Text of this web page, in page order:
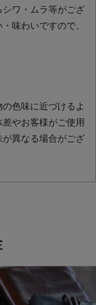
シワ・ムラ等がござ
味わいですので、
色味に近づけるよ
やお客様がご使用
異なる場合がござ